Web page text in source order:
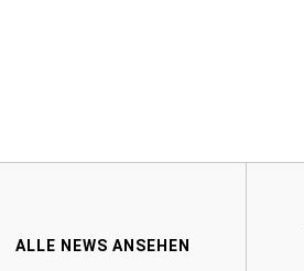
ALLE NEWS ANSEHEN